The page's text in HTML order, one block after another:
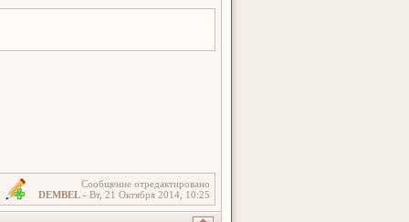
Сообщение отредактировано
DEMBEL - Вт, 21 Октября 2014, 10:25